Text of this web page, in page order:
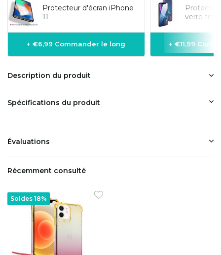
Protecteur d'écran iPhone
11
+ €6,99 Commander le long
verre
+ €11,99
Description du produit
Spécifications du produit
Évaluations
Récemment consulté
Soldes 18%